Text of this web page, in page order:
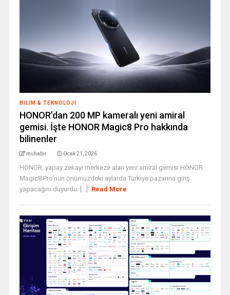
BILIM & TEKNOLOJI
HONOR’dan 200 MP kameralı yeni amiral
gemisi. İşte HONOR Magic8 Pro hakkında
bilinenler
muhabir Ocak 21, 2026
HONOR, yapay zekayı merkeze alan yeni amiral gemisi HONOR
Magic8 Pro'nun önümüzdeki aylarda Türkiye pazarına giriş
yapacağını duyurdu. [...]
Read More